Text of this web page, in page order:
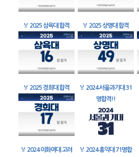
🏅 2025 삼육대 합격 🏅 2025 상명대 합격
🏅 2025 경희대 합격 🏅 2024 서울과기대 31
명합격!!
🏅 2024 이화여대 고려
🏅 2024 홍익대 71명합